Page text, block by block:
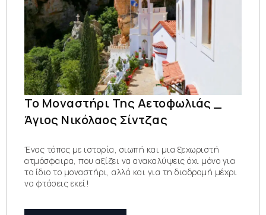
Το Μοναστήρι Της Αετοφωλιάς _
Άγιος Νικόλαος Σίντζας
Ένας τόπος με ιστορία, σιωπή και μια ξεχωριστή
ατμόσφαιρα, που αξίζει να ανακαλύψεις όχι μόνο για
το ίδιο το μοναστήρι, αλλά και για τη διαδρομή μέχρι
να φτάσεις εκεί!